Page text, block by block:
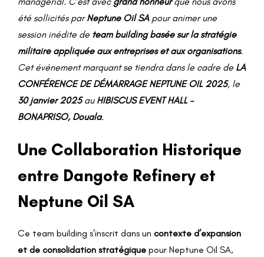
été sollicités parNeptune Oil SApour animer une
session inédite de team building basée sur la stratégie
militaire appliquée aux entreprises et aux organisations.
Cet événement marquant se tiendra dans le cadre de LA
CONFÉRENCE DE DÉMARRAGE NEPTUNE OIL 2025, le
30 janvier 2025au HIBISCUS EVENT HALL –
BONAPRISO, Douala.
Une Collaboration Historique
entre Dangote Refinery et
Neptune Oil SA
Ce team building s’inscrit dans un contexte d’expansion
et de consolidation stratégique pour Neptune Oil SA,